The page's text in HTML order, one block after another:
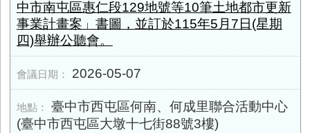
中市南屯區惠仁段129地號等10筆土地都市更新
事業計畫案」書圖，並訂於115年5月7日(星期
四)舉辦公聽會。
2026-05-07
臺中市西屯區何南、何成里聯合活動中心
(臺中市西屯區大墩十七街88號3樓)